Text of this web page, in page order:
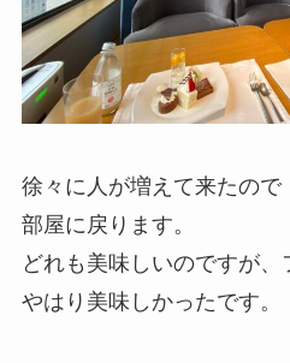
徐々に人が増えて来たので
部屋に戻ります。
どれも美味しいのですが
やはり美味しかったです。